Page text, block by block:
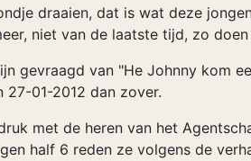
draaien, dat is wat deze
niet van de laatste tijd, zo
gevraagd van "He Johnny kom
27-01-2012 dan zover.
met de heren van het
half 6 reden ze volgens de